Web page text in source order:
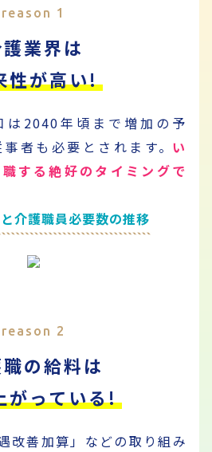
reason 1
業界は
性が高い!
は2040年頃まで増加の予
者も必要とされます。い
する絶好のタイミングで
介護職員必要数の推移
reason 2
の給料は
がっている!
改善加算」などの取り組み